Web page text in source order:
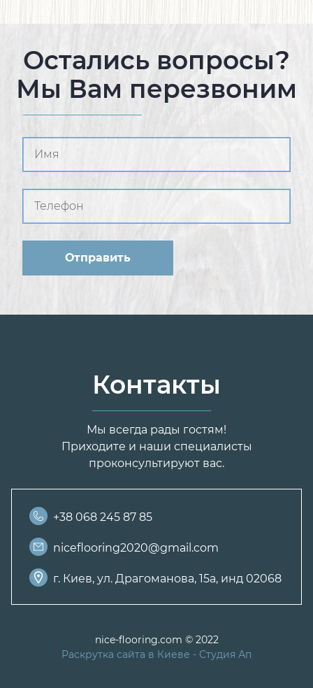
Остались вопросы?
Мы Вам перезвоним
Контакты
Мы всегда рады гостям!
Приходите и наши специалисты
проконсультируют вас.
+38 068 245 87 85
niceflooring2020@gmail.com
г. Киев, ул. Драгоманова, 15а, инд 02068
nice-flooring.com © 2022
Раскрутка сайта в Киеве - Студия Ап